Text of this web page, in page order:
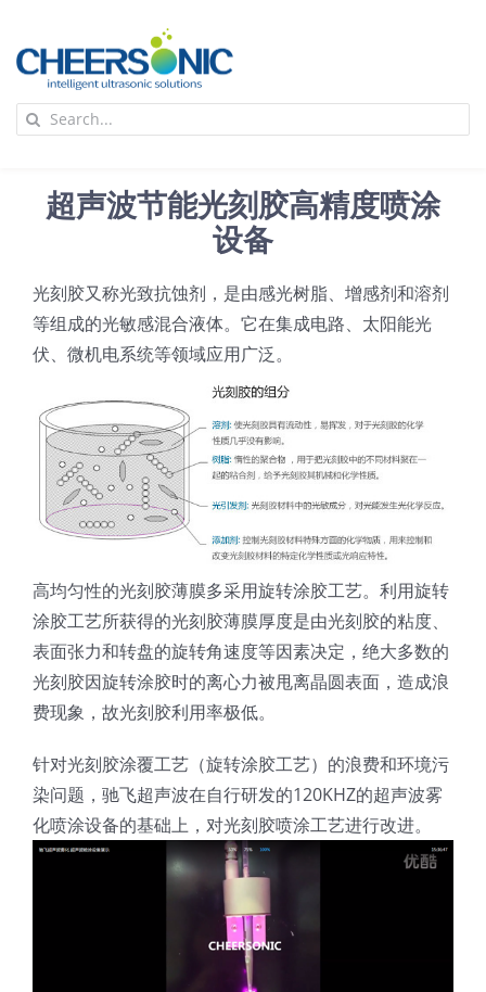
content
应用
超声波设备
技术及原理
氢能技术科普
光伏技术科普
锂电技术科普
半导体技术科普
医疗器械技术科普
粉体行业技术科普
新闻
联系我们
关于我们
中文
中文
ENGLISH
Search
超声波节能光刻胶高精度喷涂
设备
光刻胶又称光致抗蚀剂，是由感光树脂、增感剂和溶剂
等组成的光敏感混合液体。它在集成电路、太阳能光
伏、微机电系统等领域应用广泛。
高均匀性的光刻胶薄膜多采用旋转涂胶工艺。利用旋转
涂胶工艺所获得的光刻胶薄膜厚度是由光刻胶的粘度、
表面张力和转盘的旋转角速度等因素决定，绝大多数的
光刻胶因旋转涂胶时的离心力被甩离晶圆表面，造成浪
费现象，故光刻胶利用率极低。
针对光刻胶涂覆工艺（旋转涂胶工艺）的浪费和环境污
染问题，驰飞超声波在自行研发的120KHZ的超声波雾
化喷涂设备的基础上，对光刻胶喷涂工艺进行改进。